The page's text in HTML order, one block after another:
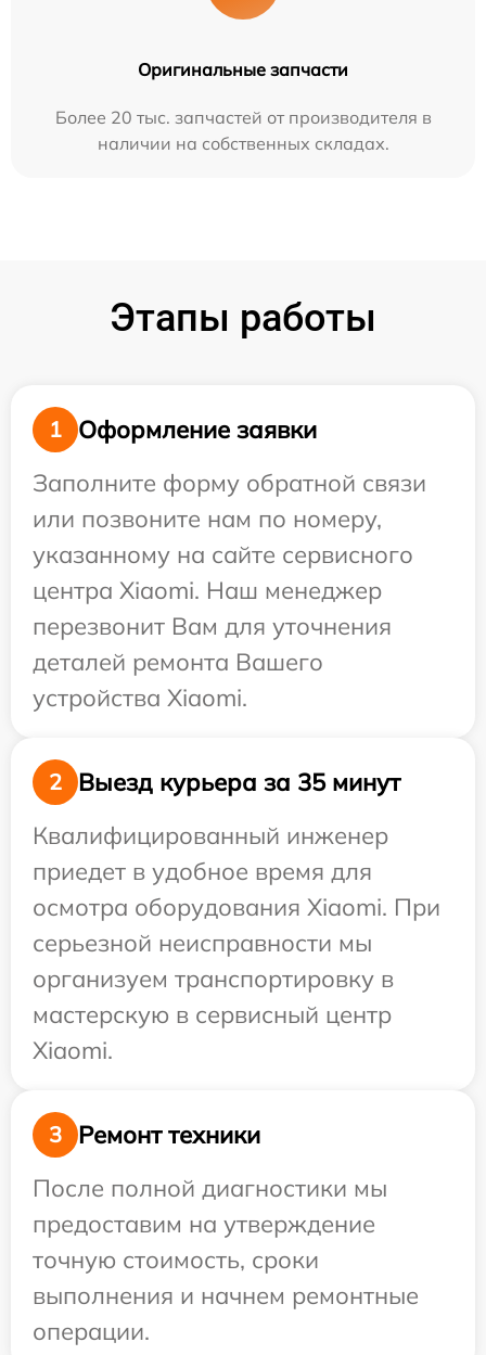
Оригинальные запчасти
Более 20 тыс. запчастей от производителя в
наличии на собственных складах.
Этапы работы
1
Оформление заявки
Заполните форму обратной связи
или позвоните нам по номеру,
указанному на сайте сервисного
центра Xiaomi. Наш менеджер
перезвонит Вам для уточнения
деталей ремонта Вашего
устройства Xiaomi.
2
Выезд курьера за 35 минут
Квалифицированный инженер
приедет в удобное время для
осмотра оборудования Xiaomi. При
серьезной неисправности мы
организуем транспортировку в
мастерскую в сервисный центр
Xiaomi.
3
Ремонт техники
После полной диагностики мы
предоставим на утверждение
точную стоимость, сроки
выполнения и начнем ремонтные
операции.